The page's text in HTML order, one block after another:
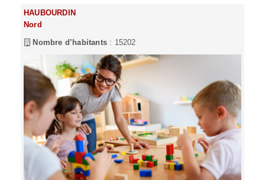
HAUBOURDIN
Nord
Nombre d’habitants : 15202